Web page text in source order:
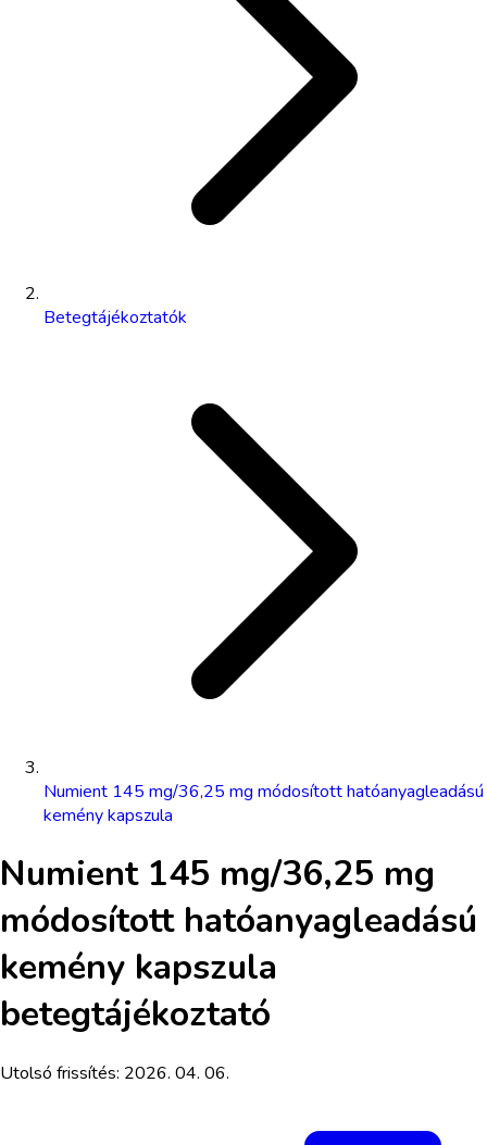
Betegtájékoztatók
Numient 145 mg/36,25 mg módosított hatóanyagleadású
kemény kapszula
Numient 145 mg/36,25 mg
módosított hatóanyagleadású
kemény kapszula
betegtájékoztató
Utolsó frissítés: 2026. 04. 06.